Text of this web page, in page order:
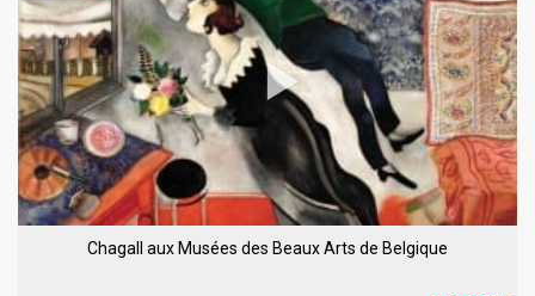
Chagall aux Musées des Beaux Arts de Belgique